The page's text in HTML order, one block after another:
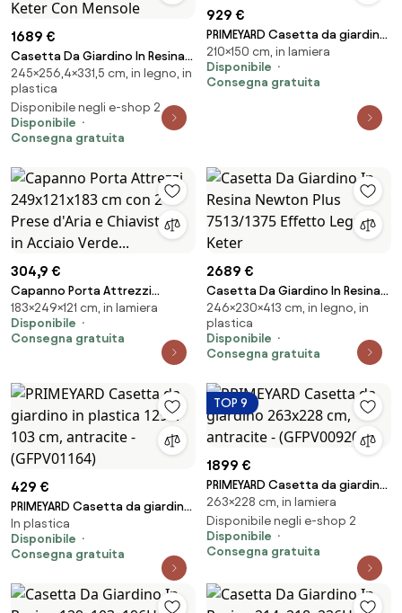
1689 €
Casetta Da Giardino In Resina
256,4x331,5x245H Cm Factor
8x11 Beige Keter Con Mensole
245×256,4×331,5 cm, in legno, in
plastica
Disponibile negli e-shop 2
Disponibile
Consegna gratuita
929 €
PRIMEYARD Casetta da giardino
210 x 150 cm, antracite -
(GFPV00978)
210×150 cm, in lamiera
Disponibile
Consegna gratuita
304,9 €
Capanno Porta Attrezzi
249x121x183 cm con 2 Prese
d'Aria e Chiavistello in Acciaio
Verde...
183×249×121 cm, in lamiera
Disponibile
Consegna gratuita
2689 €
Casetta Da Giardino In Resina
Newton Plus 7513/1375 Effetto
Legno Keter
246×230×413 cm, in legno, in
plastica
Disponibile
Consegna gratuita
429 €
PRIMEYARD Casetta da giardino
in plastica 129 x 103 cm,
antracite - (GFPV01164)
In plastica
Disponibile
Consegna gratuita
TOP 9
1899 €
PRIMEYARD Casetta da giardino
263x228 cm, antracite -
(GFPV00920)
263×228 cm, in lamiera
Disponibile negli e-shop 2
Disponibile
Consegna gratuita